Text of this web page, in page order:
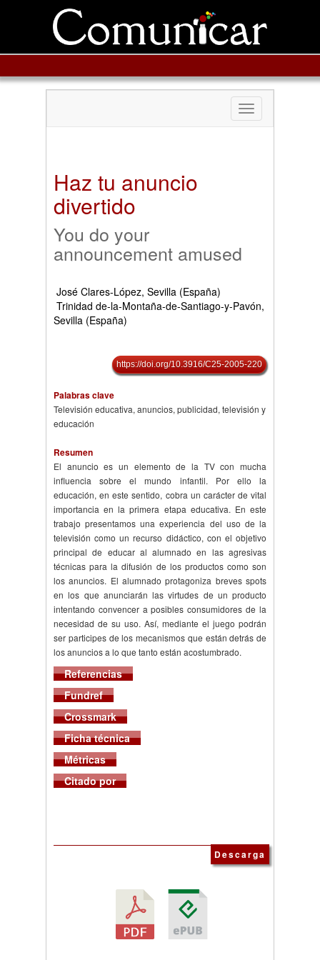
Toggle
navigation
Haz tu anuncio
divertido
You do your
announcement amused
José Clares-López, Sevilla (España)
Trinidad de-la-Montaña-de-Santiago-y-Pavón,
Sevilla (España)
https://doi.org/10.3916/C25-2005-220
Palabras clave
Televisión educativa, anuncios, publicidad, televisión y
educación
Resumen
El anuncio es un elemento de la TV con mucha
influencia sobre el mundo infantil. Por ello la
educación, en este sentido, cobra un carácter de vital
importancia en la primera etapa educativa. En este
trabajo presentamos una experiencia del uso de la
televisión como un recurso didáctico, con el objetivo
principal de educar al alumnado en las agresivas
técnicas para la difusión de los productos como son
los anuncios. El alumnado protagoniza breves spots
en los que anunciarán las virtudes de un producto
intentando convencer a posibles consumidores de la
necesidad de su uso. Así, mediante el juego podrán
ser participes de los mecanismos que están detrás de
los anuncios a lo que tanto están acostumbrado.
Referencias
Fundref
Crossmark
Ficha técnica
Métricas
Citado por
Descarga